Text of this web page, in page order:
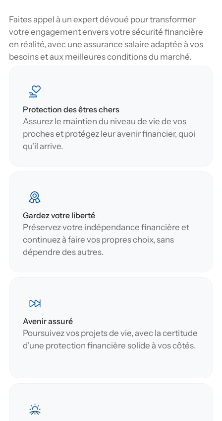
Faites appel à un expert dévoué pour transformer
votre engagement envers votre sécurité financière
en réalité, avec une assurance salaire adaptée à vos
besoins et aux meilleures conditions du marché.
Protection des êtres chers
Assurez le maintien du niveau de vie de vos
proches et protégez leur avenir financier, quoi
qu'il arrive.
Gardez votre liberté
Préservez votre indépendance financière et
continuez à faire vos propres choix, sans
dépendre des autres.
Avenir assuré
Poursuivez vos projets de vie, avec la certitude
d'une protection financière solide à vos côtés.